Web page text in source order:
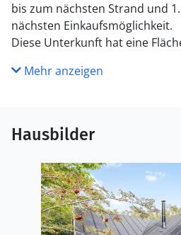
bis zum nächsten Strand und
nächsten Einkaufsmöglichkeit.
Diese Unterkunft hat eine
Mehr anzeigen
Hausbilder